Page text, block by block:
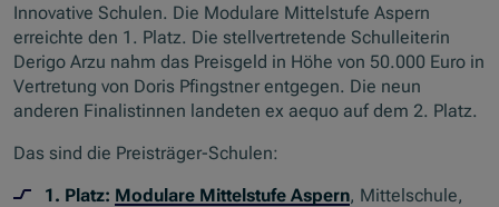
Innovative Schulen. Die Modulare Mittelstufe Aspern
erreichte den 1. Platz. Die stellvertretende Schulleiterin
Derigo Arzu nahm das Preisgeld in Höhe von 50.000 Euro in
Vertretung von Doris Pfingstner entgegen. Die neun
anderen Finalistinnen landeten ex aequo auf dem 2. Platz.
Das sind die Preisträger-Schulen:
1. Platz: Modulare Mittelstufe Aspern, Mittelschule,